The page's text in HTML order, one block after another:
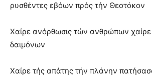
ρυσθέντες εβόων πρός τήν Θεοτόκον
Χαίρε ανόρθωσις τών ανθρώπων
δαιμόνων
Χαίρε τής απάτης τήν πλάνην